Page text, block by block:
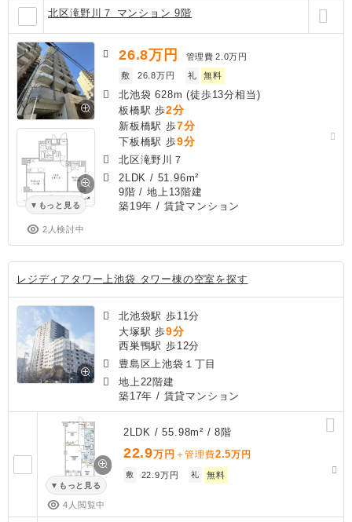
北区滝野川７ マンション 9階
もっと見る
2人検討中
26.8万円 管理費 2.0万円
敷
26.8万円 礼 無料
北池袋 628m (徒歩13分相当)
板橋駅 歩2分
新板橋駅 歩7分
下板橋駅 歩9分
北区滝野川７
2LDK / 51.96m²
9階 / 地上13階建
築19年 / 賃貸マンション
レジディアタワー上池袋 タワー棟の空室を探す
北池袋駅 歩11分
大塚駅 歩9分
西巣鴨駅 歩12分
豊島区上池袋１丁目
地上22階建
築17年 / 賃貸マンション
もっと見る
4人閲覧中
2LDK / 55.98m² / 8階
22.9万円 ＋管理費2.5万円
敷 22.9万円 礼 無料